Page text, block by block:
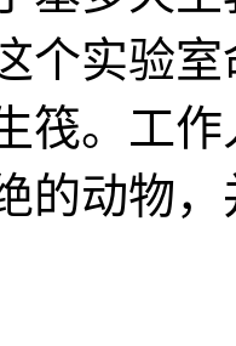
实验室
筏。工
的动物